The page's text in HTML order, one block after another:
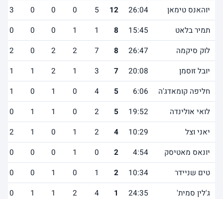
יוהאנס טימאן
26:04
12
5
0
0
0
3
תמיר בלאט
15:45
8
1
1
0
0
0
לוק סיקמה
26:47
8
7
2
2
0
2
יובל זוסמן
20:08
7
3
1
2
1
1
חליפה קומאדג'ה
6:06
5
4
0
1
0
1
לואי אולינדה
19:52
5
2
0
1
1
0
יאני וצל
10:29
4
2
1
0
1
2
יונאס מאטיסק
4:54
2
0
1
0
0
0
טים שניידר
10:34
2
1
0
1
0
0
ג'לין סמית'
24:35
1
4
2
1
1
0